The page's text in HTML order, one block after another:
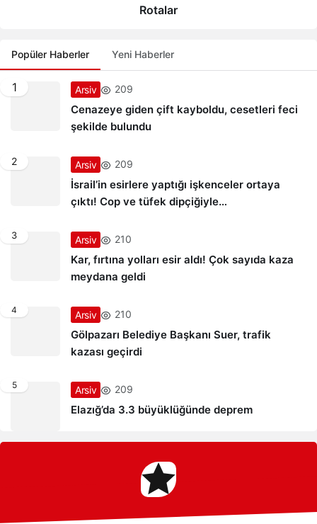
Rotalar
Popüler Haberler Yeni Haberler
1 Arsiv 209
Cenazeye giden çift kayboldu, cesetleri feci
şekilde bulundu
2 Arsiv 209
İsrail’in esirlere yaptığı işkenceler ortaya
çıktı! Cop ve tüfek dipçiğiyle…
3 Arsiv 210
Kar, fırtına yolları esir aldı! Çok sayıda kaza
meydana geldi
4 Arsiv 210
Gölpazarı Belediye Başkanı Suer, trafik
kazası geçirdi
5 Arsiv 209
Elazığ’da 3.3 büyüklüğünde deprem